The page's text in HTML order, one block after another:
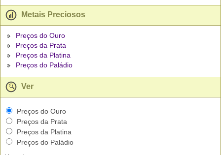
Metais Preciosos
Preços do Ouro
Preços da Prata
Preços da Platina
Preços do Paládio
Ver
Preços do Ouro
Preços da Prata
Preços da Platina
Preços do Paládio